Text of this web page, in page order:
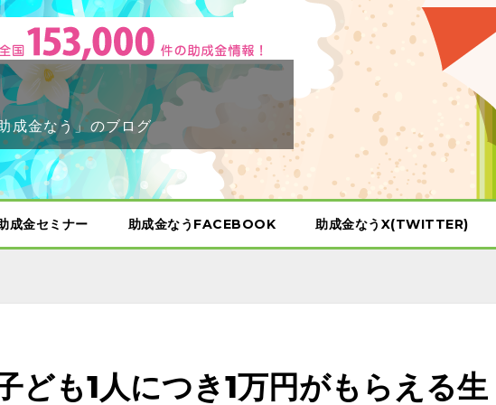
成金なう」のブログ
成金セミナー 助成金なうFACEBOOK 助成金なうX(TWITTER)
ども1人につき1万円がもらえる生